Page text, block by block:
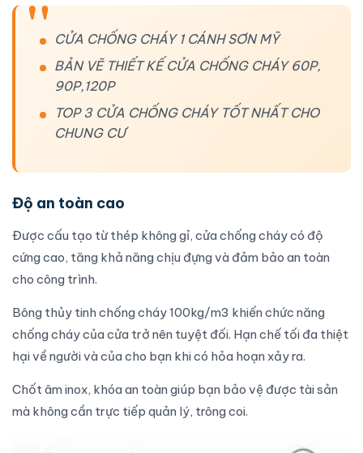
CỬA CHỐNG CHÁY 1 CÁNH SƠN MỸ
BẢN VẼ THIẾT KẾ CỬA CHỐNG CHÁY 60P,
90P,120P
TOP 3 CỬA CHỐNG CHÁY TỐT NHẤT CHO
CHUNG CƯ
Độ an toàn cao
Được cấu tạo từ thép không gỉ, cửa chống cháycó độ
cứng cao, tăng khả năng chịu đựng và đảm bảo an toàn
cho công trình.
Bông thủy tinh chống cháy 100kg/m3 khiến chức năng
chống cháy của cửa trở nên tuyệt đối. Hạn chế tối đa thiệt
hại về người và của cho bạn khi có hỏa hoạn xảy ra.
Chốt âm inox, khóa an toàn giúp bạn bảo vệ được tài sản
mà không cần trực tiếp quản lý, trông coi.